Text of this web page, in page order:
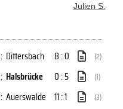
Julien S.
: Dittersbach 8 : 0 (2)
: Halsbrücke 0 : 5 (1)
: Auerswalde 11 : 1 (3)